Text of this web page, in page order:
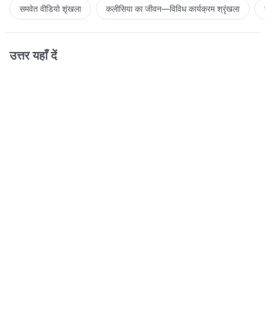
समवेत वीडियो शृंखला कलीसिया का जीवन—विविध कार्यक्रम श्रृंखला
उत्तर यहाँ दें